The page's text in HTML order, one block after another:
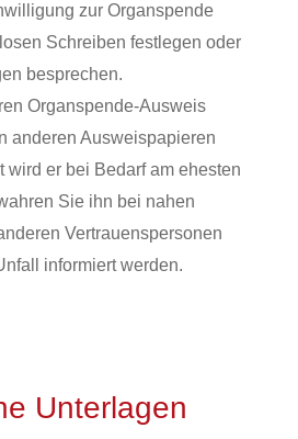
zur Organspende
Schreiben festlegen oder
besprechen.
Organspende-Ausweis
anderen Ausweispapieren
wird er bei Bedarf am ehesten
Sie ihn bei nahen
Vertrauenspersonen
informiert werden.
Unterlagen